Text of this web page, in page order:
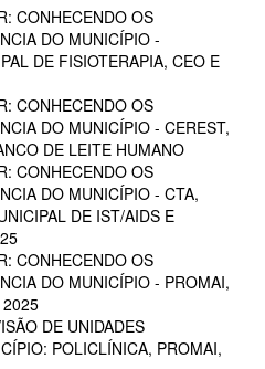
CONHECENDO OS
DO MUNICÍPIO -
DE FISIOTERAPIA, CEO E
CONHECENDO OS
DO MUNICÍPIO - CEREST,
DE LEITE HUMANO
CONHECENDO OS
DO MUNICÍPIO - CTA,
DE IST/AIDS E
CONHECENDO OS
DO MUNICÍPIO - PROMAI,
2025
DE UNIDADES
POLICLÍNICA, PROMAI,